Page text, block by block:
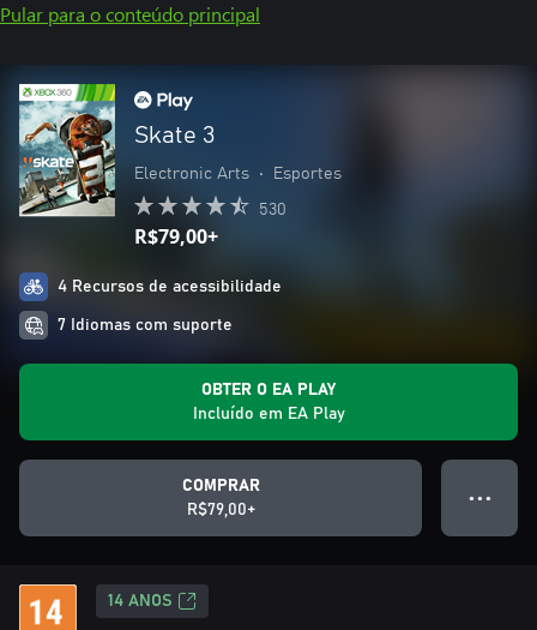
Pular para o conteúdo principal
Skate 3
Electronic Arts • Esportes
530
R$79,00+
4 Recursos de acessibilidade
7 Idiomas com suporte
OBTER O EA PLAY
Incluído em EA Play
COMPRAR
R$79,00+
● ● ●
14 ANOS